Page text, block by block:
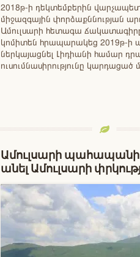
2018թ-ի դեկտեմբերին
միջազգային փորձաքննության
Ամուլսարի հետագա
կոմիտեն հրապարակեց 2019թ-ի
ներկայացնել Լիդիանի համար
ուսումնասիրությունը
Ամուլսարի պահապանի
անել Ամուլսարի